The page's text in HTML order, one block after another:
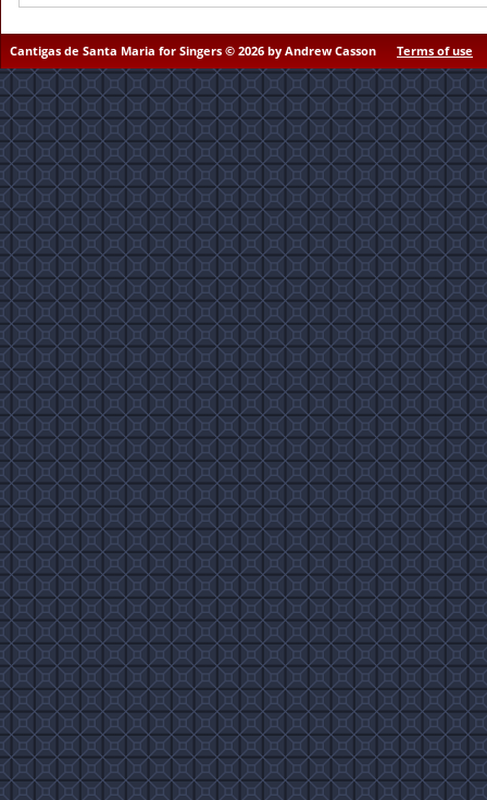
Cantigas de Santa Maria for Singers © 2026 by Andrew Casson Terms of use